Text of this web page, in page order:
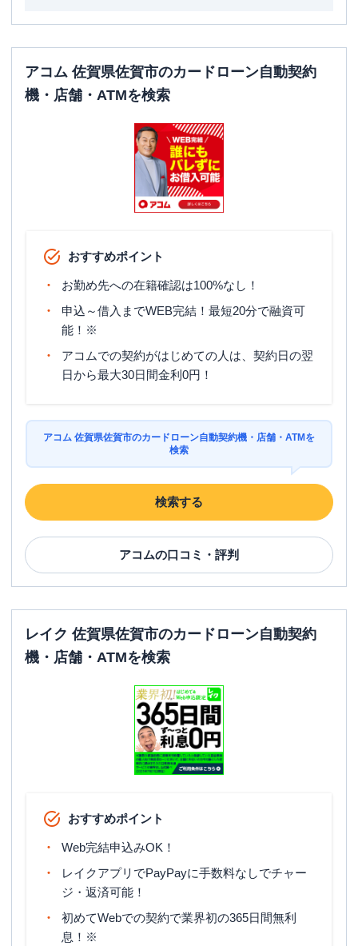
アコム 佐賀県佐賀市のカードローン自動契約
機・店舗・ATMを検索
おすすめポイント
お勤め先への在籍確認は100%なし！
申込～借入までWEB完結！最短20分で融資可
能！※
アコムでの契約がはじめての人は、契約日の翌
日から最大30日間金利0円！
アコム 佐賀県佐賀市のカードローン自動契約機・店舗・ATMを
検索
検索する
アコムの口コミ・評判
レイク 佐賀県佐賀市のカードローン自動契約
機・店舗・ATMを検索
おすすめポイント
Web完結申込みOK！
レイクアプリでPayPayに手数料なしでチャー
ジ・返済可能！
初めてWebでの契約で業界初の365日間無利
息！※